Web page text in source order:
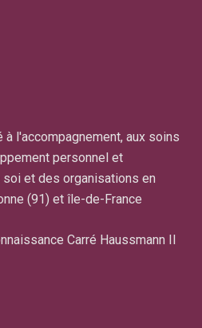
l'accompagnement, aux soins
personnel et
et des organisations en
(91) et île-de-France
Carré Haussmann II